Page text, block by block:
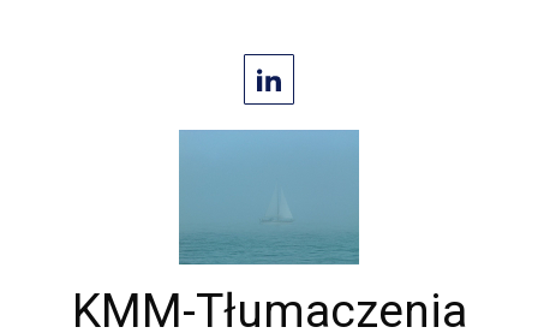
KMM-Tłumaczenia